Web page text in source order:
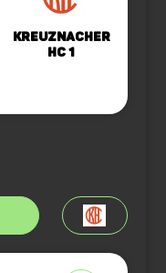
Kreuznacher
HC 1